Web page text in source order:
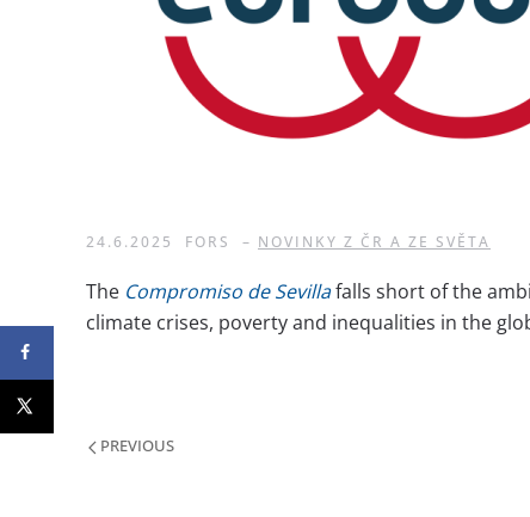
24.6.2025 FORS – NOVINKY Z ČR A ZE SVĚTA
The Compromiso de Sevillafalls short of the
climate crises, poverty and inequalities in the
PREVIOUS